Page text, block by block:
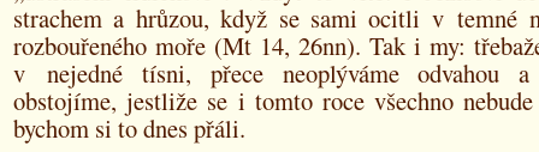
strachem a hrůzou, když se sami ocitli v temné
rozbouřeného moře (Mt 14, 26nn). Tak i my:
v nejedné tísni, přece neoplýváme odvahou
obstojíme, jestliže se i tomto roce všechno
bychom si to dnes přáli.